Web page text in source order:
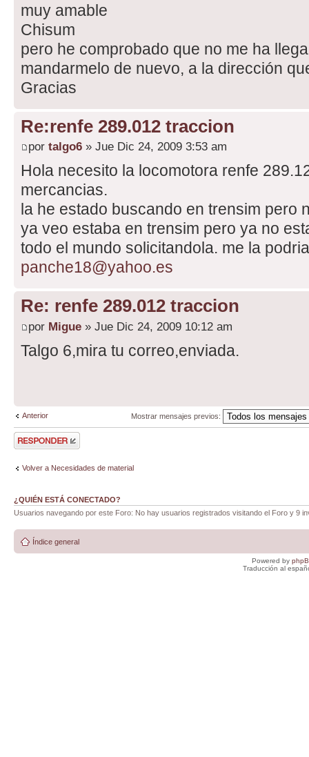
muy amable
Chisum
pero he comprobado que no me ha
mandarmelo de nuevo, a la dirección
Gracias
Re:renfe 289.012 traccion
por talgo6 » Jue Dic 24, 2009 3:53 am
Hola necesito la locomotora renfe
mercancias.
la he estado buscando en trensim pero
ya veo estaba en trensim pero ya no
todo el mundo solicitandola. me la
panche18@yahoo.es
Re: renfe 289.012 traccion
por Migue » Jue Dic 24, 2009 10:12 am
Talgo 6,mira tu correo,enviada.
Anterior Mostrar mensajes previos:
Publicar una
respuesta
Volver a Necesidades de material
¿QUIÉN ESTÁ CONECTADO?
Usuarios navegando por este Foro: No hay usuarios registrados visitando el Foro y 9
Índice general
Powered by
Traducción al